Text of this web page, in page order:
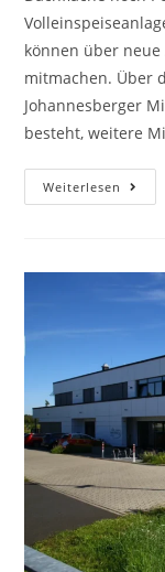
können über
mitmachen. Über
Johannesberger
besteht, weitere
Weiterlesen